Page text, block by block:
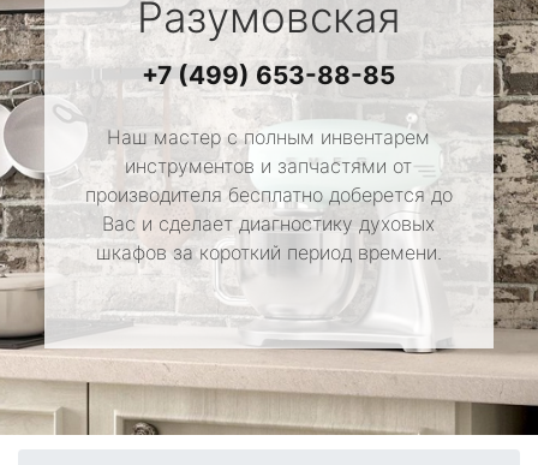
Разумовская
+7 (499) 653-88-85
Наш мастер с полным инвентарем
инструментов и запчастями от
производителя бесплатно доберется до
Вас и сделает диагностику духовых
шкафов за короткий период времени.